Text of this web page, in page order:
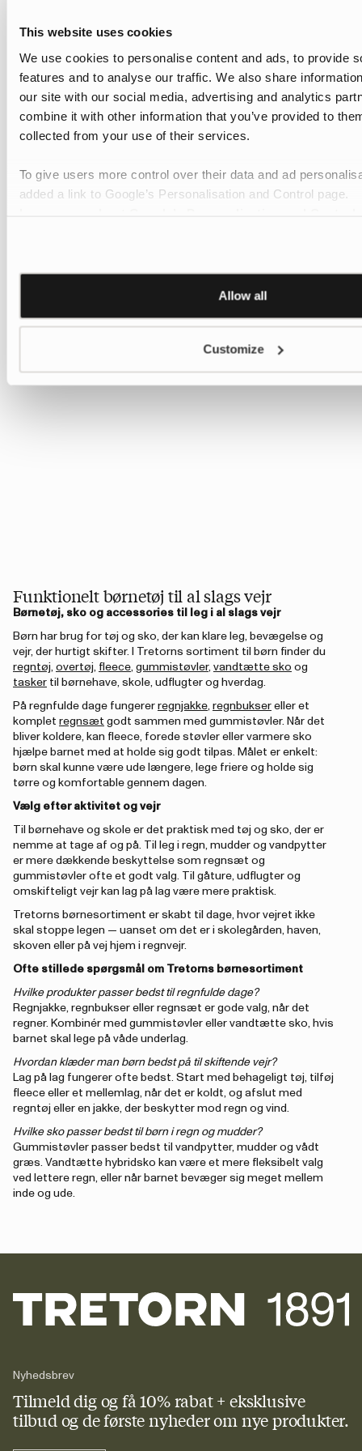
This website uses cookies
We use cookies to personalise content and ads, to provide
features and to analyse our traffic. We also share
our site with our social media, advertising and analytics
combine it with other information that you’ve provided to
collected from your use of their services.
To give users more control over their data and ad
added a link to Google’s Personalisation and Control page.
Allow all
Customize
Funktionelt børnetøj til al slags vejr
Børnetøj, sko og accessories til leg i al slags vejr
Børn har brug for tøj og sko, der kan klare leg, bevægelse og
vejr, der hurtigt skifter. I Tretorns sortiment til børn finder du
regntøj, overtøj, fleece, gummistøvler, vandtætte sko og
tasker til børnehave, skole, udflugter og hverdag.
På regnfulde dage fungerer regnjakke, regnbukser eller et
komplet regnsæt godt sammen med gummistøvler. Når det
bliver koldere, kan fleece, forede støvler eller varmere sko
hjælpe barnet med at holde sig godt tilpas. Målet er enkelt:
børn skal kunne være ude længere, lege friere og holde sig
tørre og komfortable gennem dagen.
Vælg efter aktivitet og vejr
Til børnehave og skole er det praktisk med tøj og sko, der er
nemme at tage af og på. Til leg i regn, mudder og vandpytter
er mere dækkende beskyttelse som regnsæt og
gummistøvler ofte et godt valg. Til gåture, udflugter og
omskifteligt vejr kan lag på lag være mere praktisk.
Tretorns børnesortiment er skabt til dage, hvor vejret ikke
skal stoppe legen — uanset om det er i skolegården, haven,
skoven eller på vej hjem i regnvejr.
Ofte stillede spørgsmål om Tretorns børnesortiment
Hvilke produkter passer bedst til regnfulde dage?
Regnjakke, regnbukser eller regnsæt er gode valg, når det
regner. Kombinér med gummistøvler eller vandtætte sko, hvis
barnet skal lege på våde underlag.
Hvordan klæder man børn bedst på til skiftende vejr?
Lag på lag fungerer ofte bedst. Start med behageligt tøj, tilføj
fleece eller et mellemlag, når det er koldt, og afslut med
regntøj eller en jakke, der beskytter mod regn og vind.
Hvilke sko passer bedst til børn i regn og mudder?
Gummistøvler passer bedst til vandpytter, mudder og vådt
græs. Vandtætte hybridsko kan være et mere fleksibelt valg
ved lettere regn, eller når barnet bevæger sig meget mellem
inde og ude.
Nyhedsbrev
Tilmeld dig og få 10% rabat + eksklusive
tilbud og de første nyheder om nye produkter.